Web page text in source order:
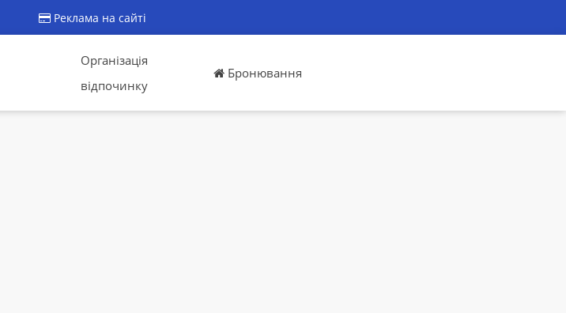
Реклама на сайті
Організація
відпочинку
Бронювання